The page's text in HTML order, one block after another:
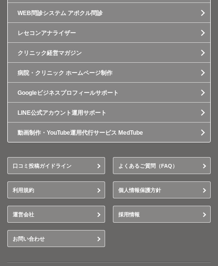
WEB問診システム アポクル問診
レセコンアナライザー
クリニック経営マガジン
病院・クリニック ホームページ制作
Googleビジネスプロフィールサポート
LINE公式アカウント運用サポート
動画制作・YouTube運用代行サービス MedTube
口コミ投稿ガイドライン よくあるご質問（FAQ）
利用規約 個人情報保護方針
運営会社 採用情報
お問い合わせ